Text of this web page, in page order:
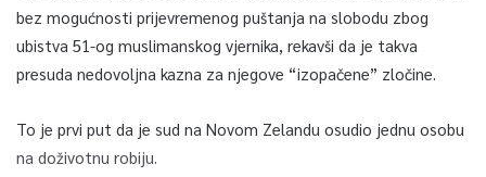
bez mogućnosti prijevremenog puštanja na slobodu zbog
ubistva 51-og muslimanskog vjernika, rekavši da je takva
presuda nedovoljna kazna za njegove “izopačene” zločine.
To je prvi put da je sud na Novom Zelandu osudio jednu osobu
na doživotnu robiju.